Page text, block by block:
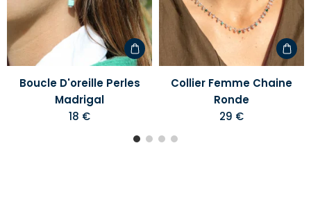
liste
d'envies
Boucle D'oreille Perles
Madrigal
18 €
liste
Collier Femme Chaine
Ronde
29 €